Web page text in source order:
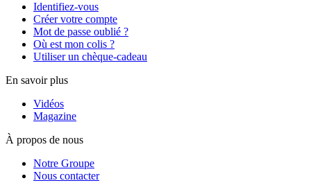
Identifiez-vous
Créer votre compte
Mot de passe oublié ?
Où est mon colis ?
Utiliser un chèque-cadeau
En savoir plus
Vidéos
Magazine
À propos de nous
Notre Groupe
Nous contacter